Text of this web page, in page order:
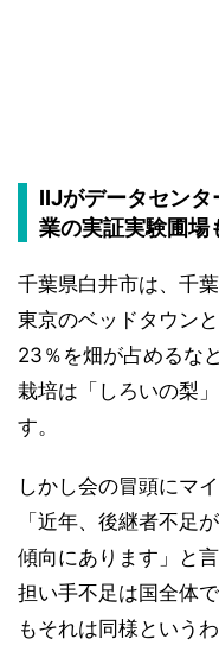
IIJがデータセン
業の実証実験圃場
千葉県白井市は、千
東京のベッドタウン
23％を畑が占めるな
栽培は「しろいの梨
す。
しかし会の冒頭にマ
「近年、後継者不足
傾向にあります」と
担い手不足は国全体
もそれは同様というわ